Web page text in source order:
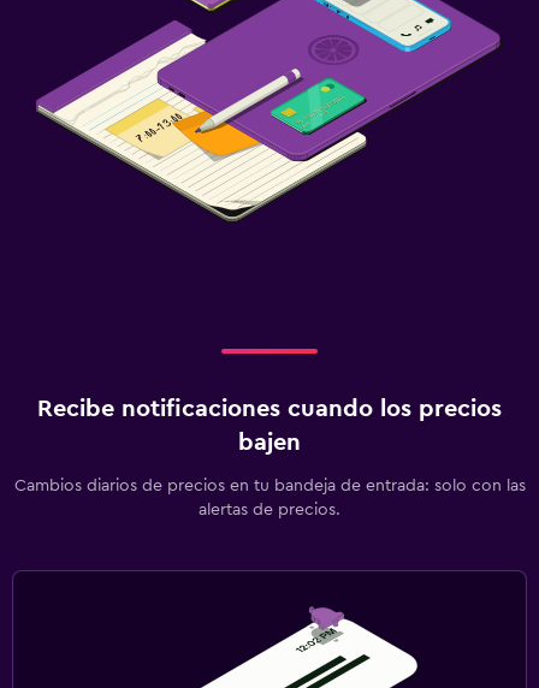
Recibe notificaciones cuando los precios
bajen
Cambios diarios de precios en tu bandeja de entrada: solo con las
alertas de precios.